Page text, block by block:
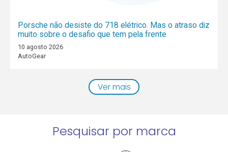
Porsche não desiste do 718 elétrico. Mas o atraso diz
muito sobre o desafio que tem pela frente
10 agosto 2026
AutoGear
Ver mais
Pesquisar por marca